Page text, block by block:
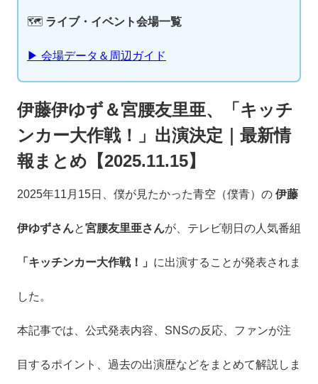
🗺️ ライブ・イベント会場一覧
▶ 会場データ＆周辺ガイド
伊藤伊ゆず＆宮腰友里亜、「キッチ
ンカー大作戦！」出演決定｜最新情
報まとめ【2025.11.15】
2025年11月15日、僕が見たかった青空（僕青）の 伊藤
伊ゆずさん と宮腰友里亜さんが、テレビ朝日の人気番組
「キッチンカー大作戦！」 に出演することが発表されま
した。
本記事では、公式発表内容、SNSの反応、ファンが注
目するポイント、過去の出演歴などをまとめて解説しま